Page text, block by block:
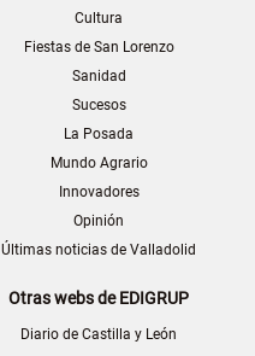
Cultura
Fiestas de San Lorenzo
Sanidad
Sucesos
La Posada
Mundo Agrario
Innovadores
Opinión
Últimas noticias de Valladolid
Otras webs de EDIGRUP
Diario de Castilla y León